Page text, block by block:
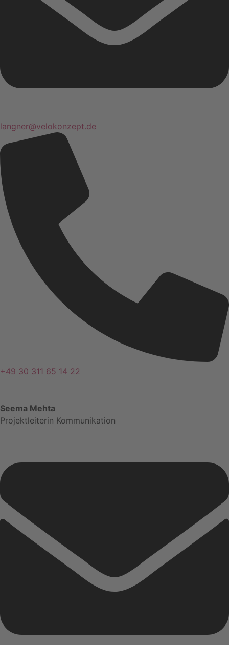
langner@velokonzept.de
+49 30 311 65 14 22
Seema Mehta
Projektleiterin Kommunikation